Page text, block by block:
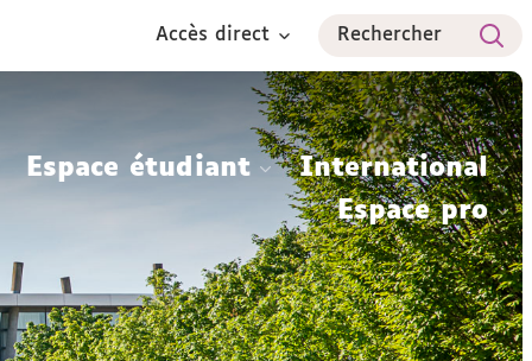
Accès direct Rechercher
Espace étudiant
International
Espace pro